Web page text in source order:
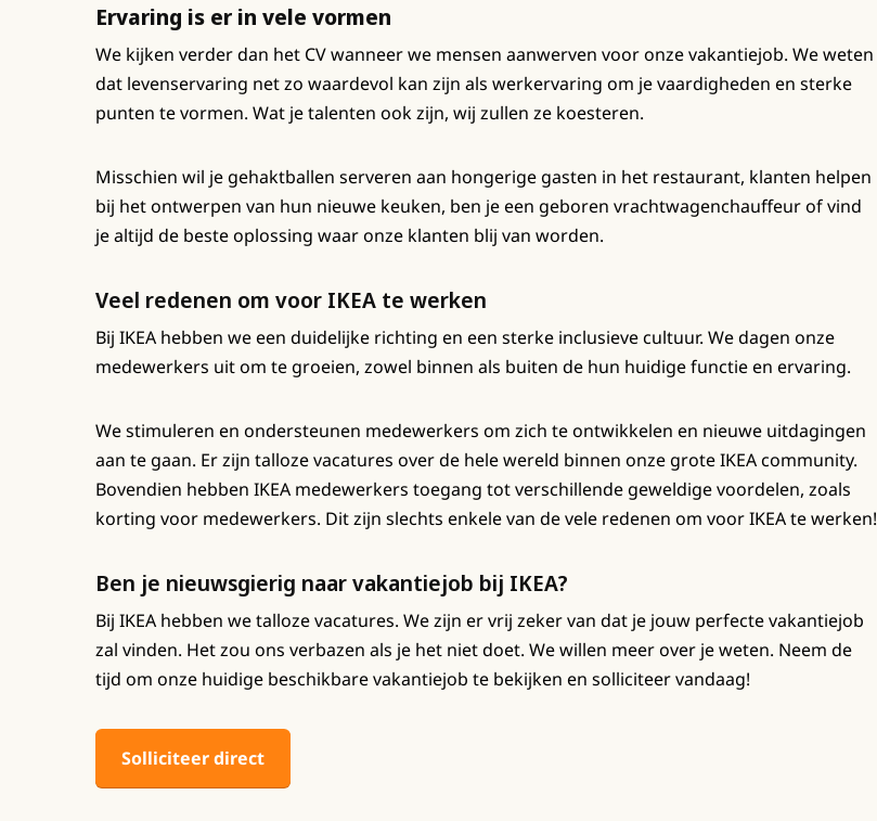
Ervaring is er in vele vormen
We kijken verder dan het CV wanneer we mensen aanwerven voor onze vakantiejob. We weten
dat levenservaring net zo waardevol kan zijn als werkervaring om je vaardigheden en sterke
punten te vormen. Wat je talenten ook zijn, wij zullen ze koesteren.
Misschien wil je gehaktballen serveren aan hongerige gasten in het restaurant, klanten helpen
bij het ontwerpen van hun nieuwe keuken, ben je een geboren vrachtwagenchauffeur of vind
je altijd de beste oplossing waar onze klanten blij van worden.
Veel redenen om voor IKEA te werken
Bij IKEA hebben we een duidelijke richting en een sterke inclusieve cultuur. We dagen onze
medewerkers uit om te groeien, zowel binnen als buiten de hun huidige functie en ervaring.
We stimuleren en ondersteunen medewerkers om zich te ontwikkelen en nieuwe uitdagingen
aan te gaan. Er zijn talloze vacatures over de hele wereld binnen onze grote IKEA community.
Bovendien hebben IKEA medewerkers toegang tot verschillende geweldige voordelen, zoals
korting voor medewerkers. Dit zijn slechts enkele van de vele redenen om voor IKEA te werken!
Ben je nieuwsgierig naar vakantiejob bij IKEA?
Bij IKEA hebben we talloze vacatures. We zijn er vrij zeker van dat je jouw perfecte vakantiejob
zal vinden. Het zou ons verbazen als je het niet doet. We willen meer over je weten. Neem de
tijd om onze huidige beschikbare vakantiejob te bekijken en solliciteer vandaag!
Solliciteer direct